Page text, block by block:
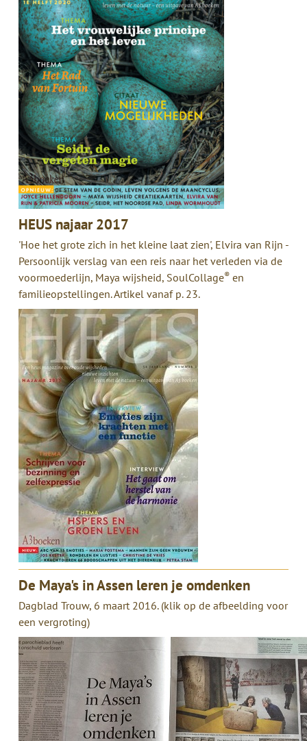
HEUS najaar 2017
'Hoe het grote zich in het kleine laat zien', Elvira van Rijn -
Persoonlijk verslag van een reis naar het verleden via de
voormoederlijn, Maya wijsheid, SoulCollage®en
familieopstellingen. Artikel vanaf p. 23.
De Maya's in Assen leren je omdenken
Dagblad Trouw, 6 maart 2016. (klik op de afbeelding voor
een vergroting)